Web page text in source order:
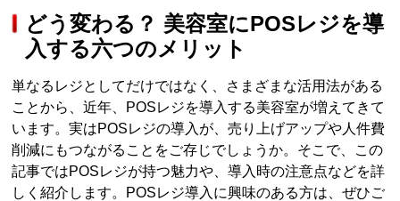
どう変わる？ 美容室にPOSレジを導
入する六つのメリット
単なるレジとしてだけではなく、さまざまな活用法がある
ことから、近年、POSレジを導入する美容室が増えてきて
います。実はPOSレジの導入が、売り上げアップや人件費
削減にもつながることをご存じでしょうか。そこで、この
記事ではPOSレジが持つ魅力や、導入時の注意点などを詳
しく紹介します。POSレジ導入に興味のある方は、ぜひご